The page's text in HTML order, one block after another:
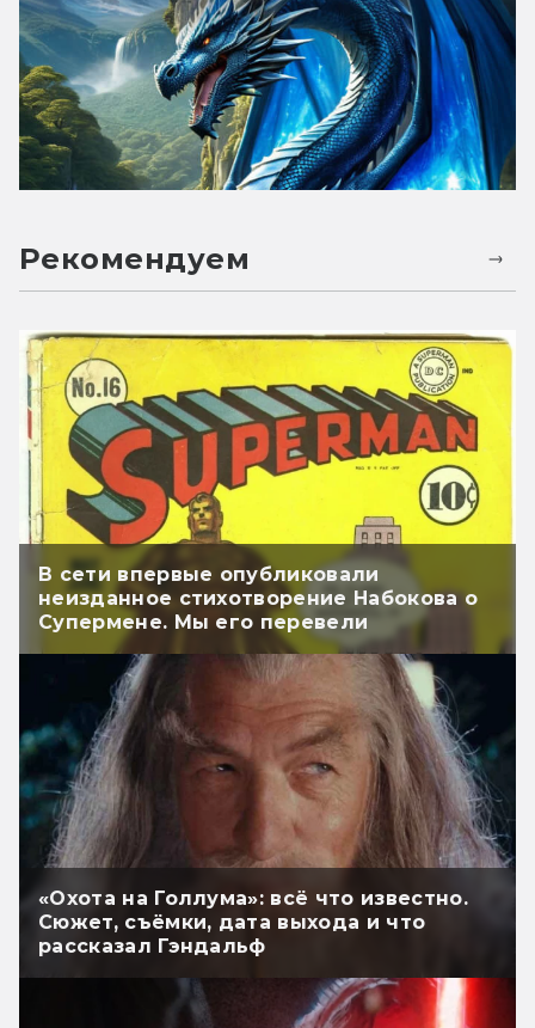
Рекомендуем
В сети впервые опубликовали
неизданное стихотворение Набокова о
Супермене. Мы его перевели
«Охота на Голлума»: всё что известно.
Сюжет, съёмки, дата выхода и что
рассказал Гэндальф